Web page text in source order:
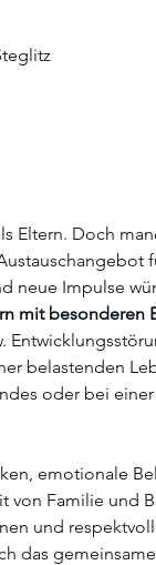
Eltern. Doch
neue Impulse
mit besonderen
belastenden
oder bei
emotionale
von Familie und
und
das